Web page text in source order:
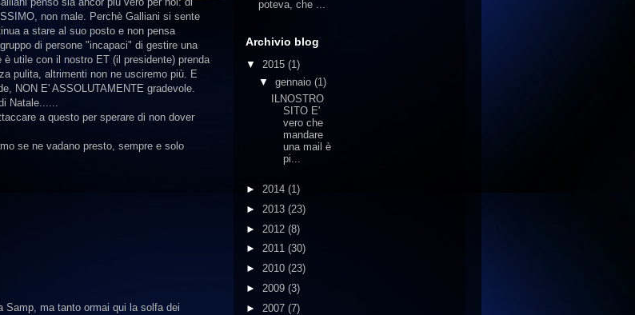
non male. Perchè Galliani si sente
a stare al suo posto e non pensa
di persone "incapaci" di gestire una
utile con il nostro ET (il presidente) prenda
pulita, altrimenti non ne usciremo più. E
NON E' ASSOLUTAMENTE gradevole.
Natale......
a questo per sperare di non dover
se ne vadano presto, sempre e solo
Samp, ma tanto ormai qui la solfa dei
poteva, che ...
Archivio blog
▼ 2015 (1)
▼ gennaio (1)
ILNOSTRO
SITO E'
vero che
mandare
una mail è
pi...
► 2014 (1)
► 2013 (23)
► 2012 (8)
► 2011 (30)
► 2010 (23)
► 2009 (3)
► 2007 (7)